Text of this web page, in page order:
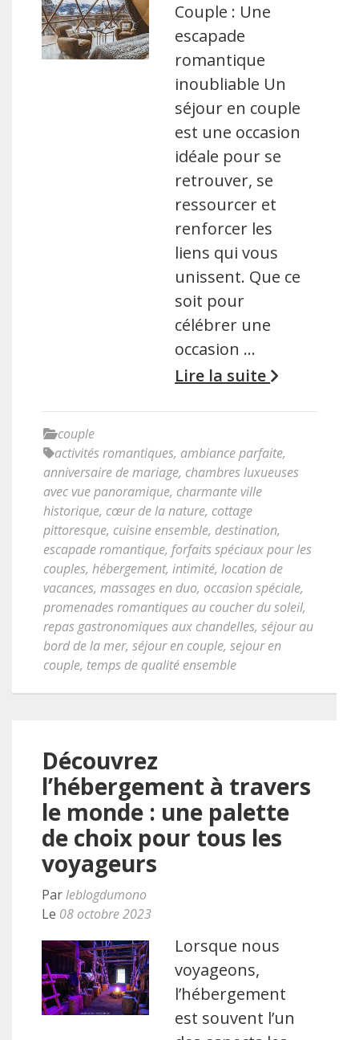
Couple : Une
escapade
romantique
inoubliable Un
séjour en couple
est une occasion
idéale pour se
retrouver, se
ressourcer et
renforcer les
liens qui vous
unissent. Que ce
soit pour
célébrer une
occasion …
Lire la suite
couple
activités romantiques, ambiance parfaite,
anniversaire de mariage, chambres luxueuses
avec vue panoramique, charmante ville
historique, cœur de la nature, cottage
pittoresque, cuisine ensemble, destination,
escapade romantique, forfaits spéciaux pour les
couples, hébergement, intimité, location de
vacances, massages en duo, occasion spéciale,
promenades romantiques au coucher du soleil,
repas gastronomiques aux chandelles, séjour au
bord de la mer, séjour en couple, sejour en
couple, temps de qualité ensemble
Découvrez
l’hébergement à travers
le monde : une palette
de choix pour tous les
voyageurs
Parleblogdumono
Le 08 octobre 2023
Lorsque nous
voyageons,
l’hébergement
est souvent l’un